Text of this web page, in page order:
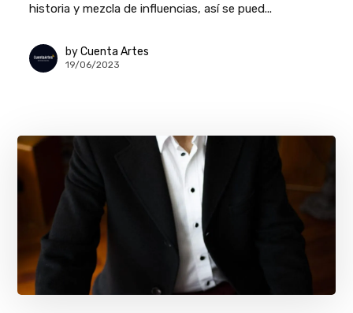
historia y mezcla de influencias, así se pued...
by Cuenta Artes
19/06/2023